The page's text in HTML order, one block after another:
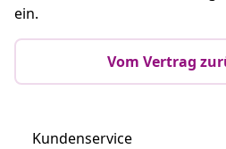
ein.
Vom Vertrag
Kundenservice